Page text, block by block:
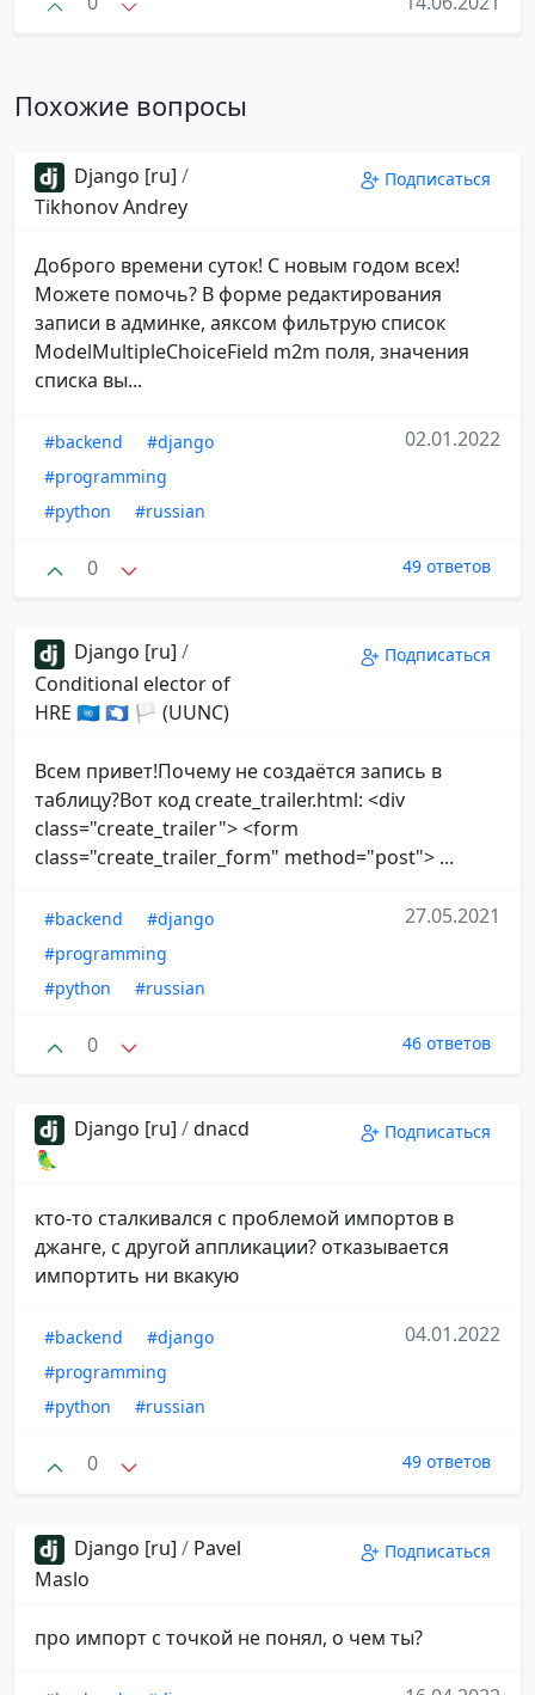
Похожие вопросы
Django [ru] /
Tikhonov Andrey
Подписаться
Доброго времени суток! С новым годом всех!
Можете помочь? В форме редактирования
записи в админке, аяксом фильтрую список
ModelMultipleChoiceField m2m поля, значения
списка вы...
#backend
#django
#programming
#python
#russian
02.01.2022
0 49 ответов
Django [ru] /
Conditional elector of
HRE 🇺🇳 🇦🇶 🏳 (UUNC)
Подписаться
Всем привет!Почему не создаётся запись в
таблицу?Вот код create_trailer.html: <div
class="create_trailer"> <form
class="create_trailer_form" method="post"> ...
#backend
#django
#programming
#python
#russian
27.05.2021
0 46 ответов
Django [ru] /dnacd
🦜
Подписаться
кто-то сталкивался с проблемой импортов в
джанге, с другой аппликации? отказывается
импортить ни вкакую
#backend
#django
#programming
#python
#russian
04.01.2022
0 49 ответов
Django [ru] / Pavel
Maslo
Подписаться
про импорт с точкой не понял, о чем ты?